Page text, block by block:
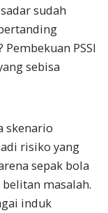
sudah
PSSI
sebisa
skenario
risiko yang
sepak bola
masalah.
induk